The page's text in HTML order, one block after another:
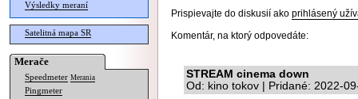
Výsledky meraní
Satelitná mapa SR
Merače
Speedmeter Merania
Pingmeter
Prispievajte do diskusií ako prihlásený
Komentár, na ktorý odpovedáte:
STREAM cinema down
Od: kino tokov | Pridané: 2022-